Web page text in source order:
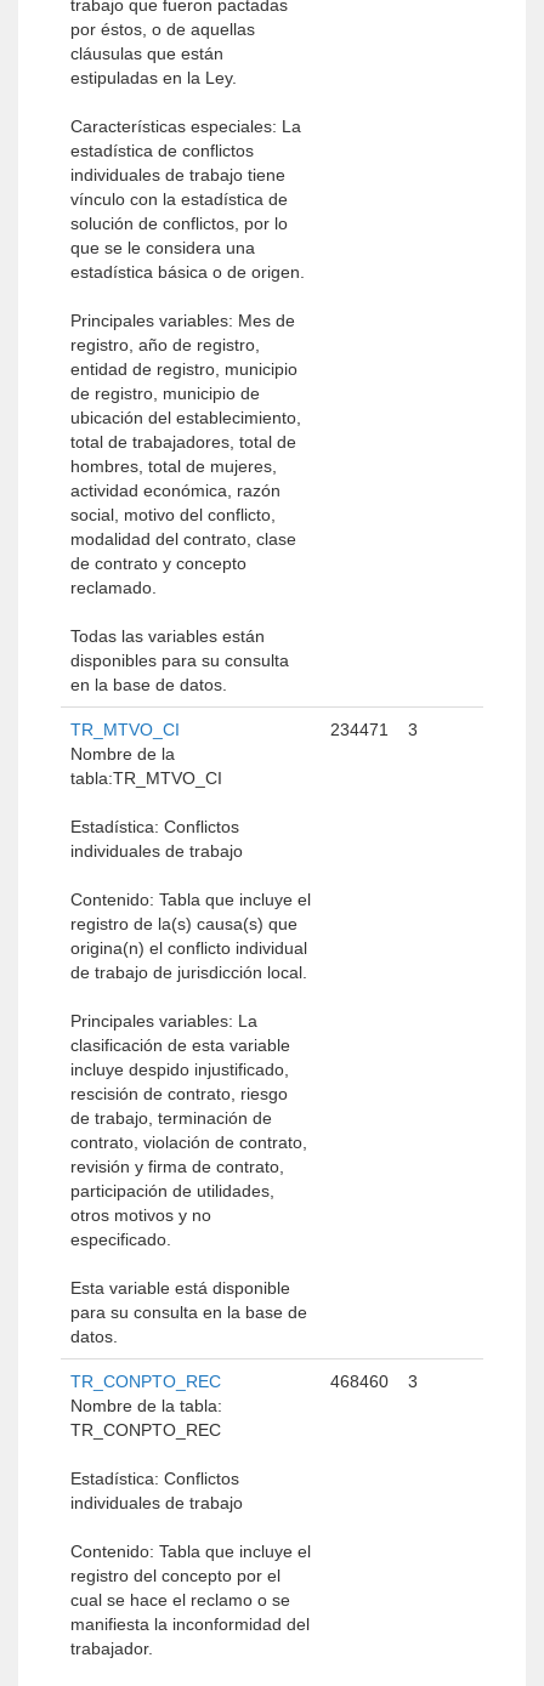
trabajo que fueron pactadas
por éstos, o de aquellas
cláusulas que están
estipuladas en la Ley.
Características especiales: La
estadística de conflictos
individuales de trabajo tiene
vínculo con la estadística de
solución de conflictos, por lo
que se le considera una
estadística básica o de origen.
Principales variables: Mes de
registro, año de registro,
entidad de registro, municipio
de registro, municipio de
ubicación del establecimiento,
total de trabajadores, total de
hombres, total de mujeres,
actividad económica, razón
social, motivo del conflicto,
modalidad del contrato, clase
de contrato y concepto
reclamado.
Todas las variables están
disponibles para su consulta
en la base de datos.
TR_MTVO_CI
Nombre de la
tabla:TR_MTVO_CI
Estadística: Conflictos
individuales de trabajo
Contenido: Tabla que incluye el
registro de la(s) causa(s) que
origina(n) el conflicto individual
de trabajo de jurisdicción local.
Principales variables: La
clasificación de esta variable
incluye despido injustificado,
rescisión de contrato, riesgo
de trabajo, terminación de
contrato, violación de contrato,
revisión y firma de contrato,
participación de utilidades,
otros motivos y no
especificado.
Esta variable está disponible
para su consulta en la base de
datos.
234471 3
TR_CONPTO_REC
Nombre de la tabla:
TR_CONPTO_REC
Estadística: Conflictos
individuales de trabajo
Contenido: Tabla que incluye el
registro del concepto por el
cual se hace el reclamo o se
manifiesta la inconformidad del
trabajador.
468460 3